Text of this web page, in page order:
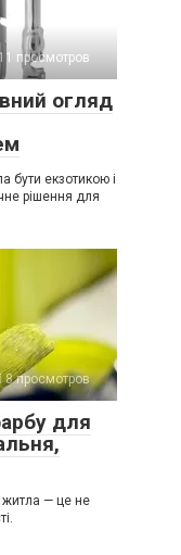
11 просмотров
огляд
бути екзотикою і
рішення для
8 просмотров
для
житла — це не